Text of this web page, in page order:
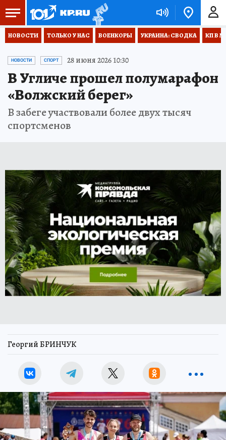
НОВОСТИ ТОЛЬКО У НАС ВОЕНКОРЫ УКРАИНА: СВОДКА КП В
НОВОСТИ СПОРТ 28 июня 2026 10:30
В Угличе прошел полумарафон
«Волжский берег»
В забеге участвовали более двух тысяч
спортсменов
Георгий БРИНЧУК